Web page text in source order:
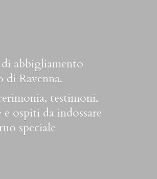
abbigliamento
di Ravenna.
testimoni,
e ospiti da indossare
speciale